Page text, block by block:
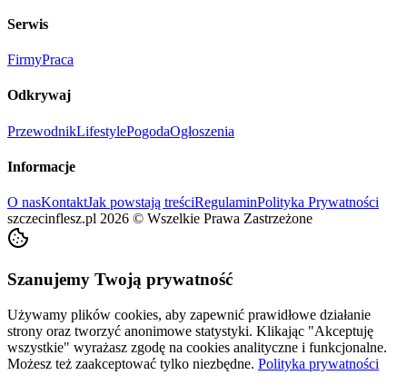
Serwis
FirmyPraca
Odkrywaj
PrzewodnikLifestylePogodaOgłoszenia
Informacje
O nasKontaktJak powstają treściRegulaminPolityka Prywatności
szczecinflesz.pl 2026 © Wszelkie Prawa Zastrzeżone
Szanujemy Twoją prywatność
Używamy plików cookies, aby zapewnić prawidłowe działanie
strony oraz tworzyć anonimowe statystyki. Klikając "Akceptuję
wszystkie" wyrażasz zgodę na cookies analityczne i funkcjonalne.
Możesz też zaakceptować tylko niezbędne. Polityka prywatności